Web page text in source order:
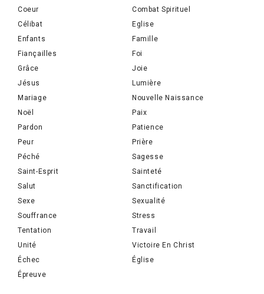
Coeur
Combat Spirituel
Célibat
Eglise
Enfants
Famille
Fiançailles
Foi
Grâce
Joie
Jésus
Lumière
Mariage
Nouvelle Naissance
Noël
Paix
Pardon
Patience
Peur
Prière
Péché
Sagesse
Saint-Esprit
Sainteté
Salut
Sanctification
Sexe
Sexualité
Souffrance
Stress
Tentation
Travail
Unité
Victoire En Christ
Échec
Église
Épreuve